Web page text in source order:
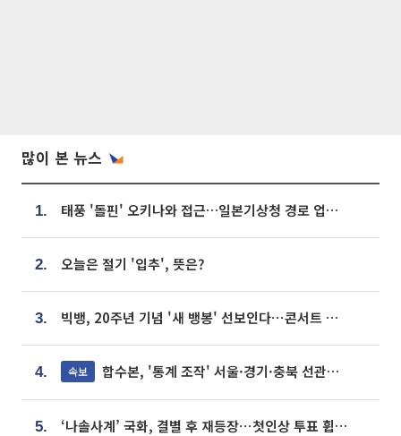
많이 본 뉴스
1. 태풍 '돌핀' 오키나와 접근…일본기상청 경로 업데이트
2. 오늘은 절기 '입추', 뜻은?
3. 빅뱅, 20주년 기념 '새 뱅봉' 선보인다⋯콘서트 앞두고 팝업 개최
4. 속보 합수본, '통계 조작' 서울·경기·충북 선관위 등 추가 압수수색
5. ‘나솔사계’ 국화, 결별 후 재등장⋯첫인상 투표 휩쓸고 ‘인기녀’ 등극